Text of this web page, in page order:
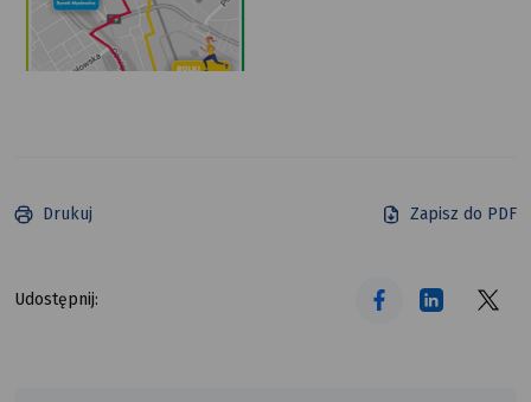
wydarzenia
Drukuj Zapisz do PDF
Udostępnij: